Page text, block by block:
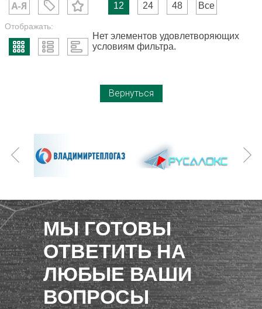
12 24 48 Все
Отображать:
Нет элементов удовлетворяющих
условиям фильтра.
Вернуться
МЫ ГОТОВЫ
ОТВЕТИТЬ НА
ЛЮБЫЕ ВАШИ
ВОПРОСЫ